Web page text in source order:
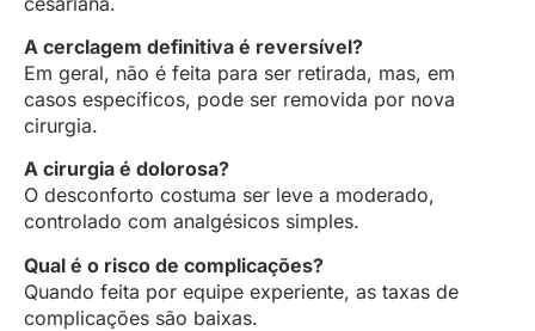
A cerclagem definitiva é reversível?
Em geral, não é feita para ser retirada, mas, em
casos específicos, pode ser removida por nova
cirurgia.
A cirurgia é dolorosa?
O desconforto costuma ser leve a moderado,
controlado com analgésicos simples.
Qual é o risco de complicações?
Quando feita por equipe experiente, as taxas de
complicações são baixas.